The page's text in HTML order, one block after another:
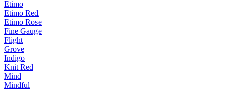
Etimo
Etimo Red
Etimo Rose
Fine Gauge
Flight
Grove
Indigo
Knit Red
Mind
Mindful